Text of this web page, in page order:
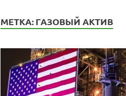
МЕТКА: ГАЗОВЫЙ АКТИВ